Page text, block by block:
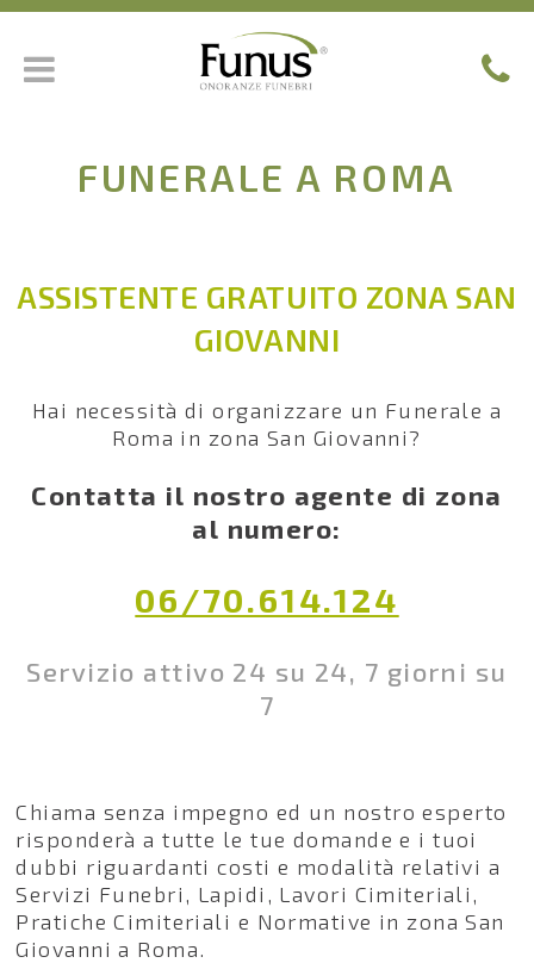
FUNERALE A ROMA
ASSISTENTE GRATUITO ZONA SAN
GIOVANNI
Hai necessità di organizzare un Funerale a
Roma in zona San Giovanni?
Contatta il nostro agente di zona
al numero:
06/70.614.124
Servizio attivo 24 su 24, 7 giorni su
7
Chiama senza impegno ed un nostro esperto
risponderà a tutte le tue domande e i tuoi
dubbi riguardanti costi e modalità relativi a
Servizi Funebri, Lapidi, Lavori Cimiteriali,
Pratiche Cimiteriali e Normative in zona San
Giovanni a Roma.